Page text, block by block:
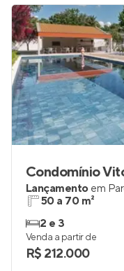
Condomínio
Lançamento em
50 a 70 m²
2 e 3
Venda a partir de
R$ 212.000